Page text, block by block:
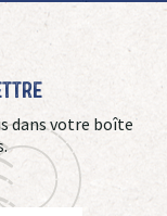
dans votre boîte